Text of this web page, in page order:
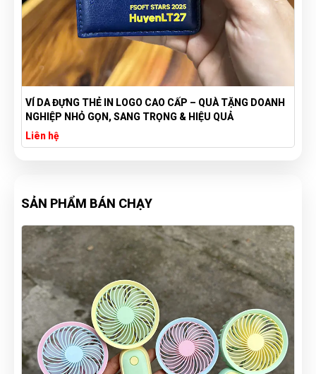
VÍ DA ĐỰNG THẺ IN LOGO CAO CẤP – QUÀ TẶNG DOANH
NGHIỆP NHỎ GỌN, SANG TRỌNG & HIỆU QUẢ
Liên hệ
SẢN PHẨM BÁN CHẠY